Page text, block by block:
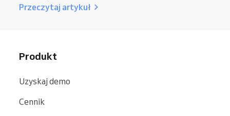
Przeczytaj artykuł
Produkt
Uzyskaj demo
Cennik